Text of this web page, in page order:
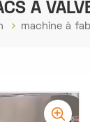
À
machine à